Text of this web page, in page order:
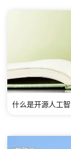
什么是开源人工